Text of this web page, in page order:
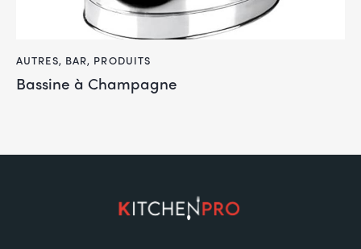
AUTRES, BAR, PRODUITS
Bassine à Champagne